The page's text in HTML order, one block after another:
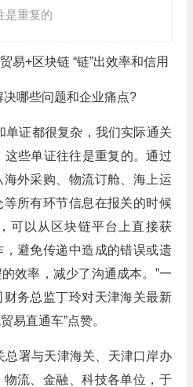
是重复的
+区块链 “链”出效率和信用
哪些问题和企业痛点?
证都很复杂，我们实际通关
些单证往往是重复的。通过
外采购、物流订舱、海上运
所有环节信息在报关的时候
可以从区块链平台上直接获
避免传递中造成的错误或遗
效率，减少了沟通成本。”一
务总监丁玲对天津海关最新
易直通车”点赞。
署与天津海关、天津口岸办
流、金融、科技各单位，于